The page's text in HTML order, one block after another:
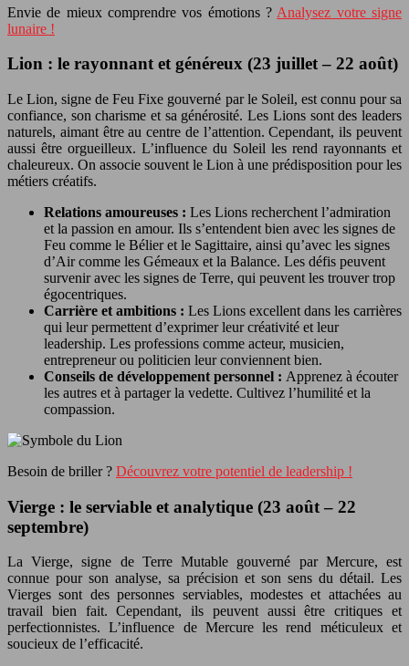
Envie de mieux comprendre vos émotions ? Analysez votre signe
lunaire !
Lion : le rayonnant et généreux (23 juillet – 22 août)
Le Lion, signe de Feu Fixe gouverné par le Soleil, est connu pour sa
confiance, son charisme et sa générosité. Les Lions sont des leaders
naturels, aimant être au centre de l’attention. Cependant, ils peuvent
aussi être orgueilleux. L’influence du Soleil les rend rayonnants et
chaleureux. On associe souvent le Lion à une prédisposition pour les
métiers créatifs.
Relations amoureuses : Les Lions recherchent l’admiration
et la passion en amour. Ils s’entendent bien avec les signes de
Feu comme le Bélier et le Sagittaire, ainsi qu’avec les signes
d’Air comme les Gémeaux et la Balance. Les défis peuvent
survenir avec les signes de Terre, qui peuvent les trouver trop
égocentriques.
Carrière et ambitions : Les Lions excellent dans les carrières
qui leur permettent d’exprimer leur créativité et leur
leadership. Les professions comme acteur, musicien,
entrepreneur ou politicien leur conviennent bien.
Conseils de développement personnel : Apprenez à écouter
les autres et à partager la vedette. Cultivez l’humilité et la
compassion.
Besoin de briller ? Découvrez votre potentiel de leadership !
Vierge : le serviable et analytique (23 août – 22
septembre)
La Vierge, signe de Terre Mutable gouverné par Mercure, est
connue pour son analyse, sa précision et son sens du détail. Les
Vierges sont des personnes serviables, modestes et attachées au
travail bien fait. Cependant, ils peuvent aussi être critiques et
perfectionnistes. L’influence de Mercure les rend méticuleux et
soucieux de l’efficacité.